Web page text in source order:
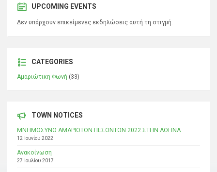
UPCOMING EVENTS
Δεν υπάρχουν επικείμενες εκδηλώσεις αυτή τη στιγμή.
CATEGORIES
Αμαριώτικη Φωνή (33)
TOWN NOTICES
ΜΝΗΜΟΣΥΝΟ ΑΜΑΡΙΩΤΩΝ ΠΕΣΟΝΤΩΝ 2022 ΣΤΗΝ ΑΘΗΝΑ
12 Ιουνίου 2022
Ανακοίνωση
27 Ιουλίου 2017